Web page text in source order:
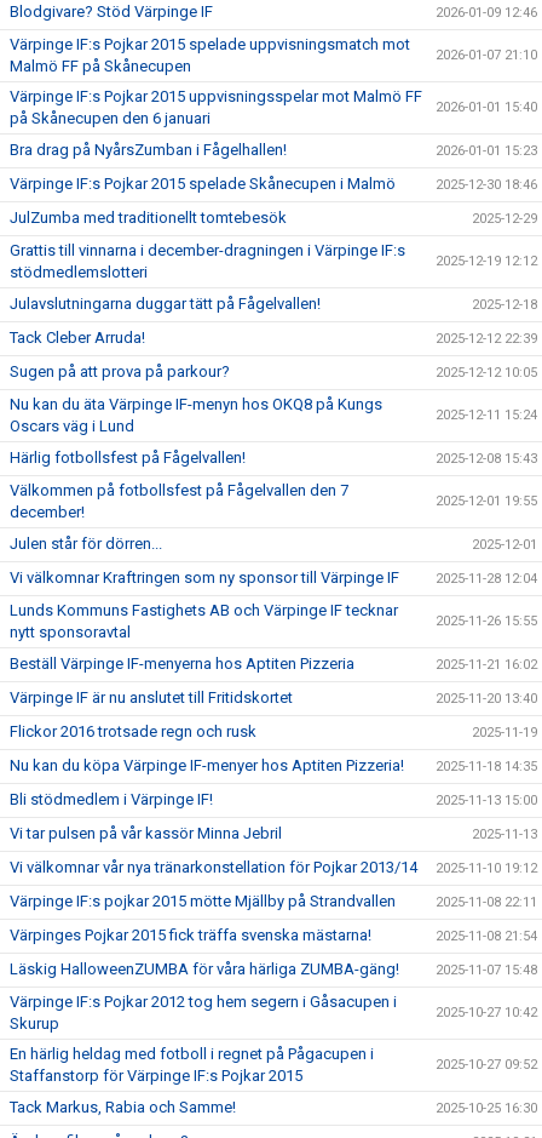
Blodgivare? Stöd Värpinge IF 2026-01-09 12:46
Värpinge IF:s Pojkar 2015 spelade uppvisningsmatch mot
Malmö FF på Skånecupen
2026-01-07 21:10
Värpinge IF:s Pojkar 2015 uppvisningsspelar mot Malmö FF
på Skånecupen den 6 januari
2026-01-01 15:40
Bra drag på NyårsZumban i Fågelhallen! 2026-01-01 15:23
Värpinge IF:s Pojkar 2015 spelade Skånecupen i Malmö 2025-12-30 18:46
JulZumba med traditionellt tomtebesök 2025-12-29
Grattis till vinnarna i december-dragningen i Värpinge IF:s
stödmedlemslotteri
2025-12-19 12:12
Julavslutningarna duggar tätt på Fågelvallen! 2025-12-18
Tack Cleber Arruda! 2025-12-12 22:39
Sugen på att prova på parkour? 2025-12-12 10:05
Nu kan du äta Värpinge IF-menyn hos OKQ8 på Kungs
Oscars väg i Lund
2025-12-11 15:24
Härlig fotbollsfest på Fågelvallen! 2025-12-08 15:43
Välkommen på fotbollsfest på Fågelvallen den 7
december!
2025-12-01 19:55
Julen står för dörren... 2025-12-01
Vi välkomnar Kraftringen som ny sponsor till Värpinge IF 2025-11-28 12:04
Lunds Kommuns Fastighets AB och Värpinge IF tecknar
nytt sponsoravtal
2025-11-26 15:55
Beställ Värpinge IF-menyerna hos Aptiten Pizzeria 2025-11-21 16:02
Värpinge IF är nu anslutet till Fritidskortet 2025-11-20 13:40
Flickor 2016 trotsade regn och rusk 2025-11-19
Nu kan du köpa Värpinge IF-menyer hos Aptiten Pizzeria! 2025-11-18 14:35
Bli stödmedlem i Värpinge IF! 2025-11-13 15:00
Vi tar pulsen på vår kassör Minna Jebril 2025-11-13
Vi välkomnar vår nya tränarkonstellation för Pojkar 2013/14 2025-11-10 19:12
Värpinge IF:s pojkar 2015 mötte Mjällby på Strandvallen 2025-11-08 22:11
Värpinges Pojkar 2015 fick träffa svenska mästarna! 2025-11-08 21:54
Läskig HalloweenZUMBA för våra härliga ZUMBA-gäng! 2025-11-07 15:48
Värpinge IF:s Pojkar 2012 tog hem segern i Gåsacupen i
Skurup
2025-10-27 10:42
En härlig heldag med fotboll i regnet på Pågacupen i
Staffanstorp för Värpinge IF:s Pojkar 2015
2025-10-27 09:52
Tack Markus, Rabia och Samme! 2025-10-25 16:30